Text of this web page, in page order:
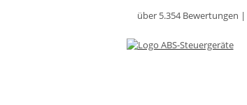
über 5.354 Bewertungen |